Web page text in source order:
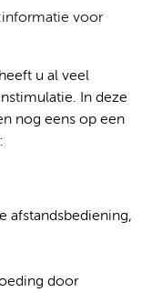
voor
u al veel
In deze
nog eens op een
afstandsbediening,
door